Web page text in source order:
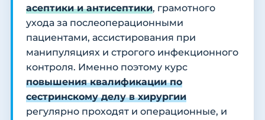
асептики и антисептики, грамотного
ухода за послеоперационными
пациентами, ассистирования при
манипуляциях и строгого инфекционного
контроля. Именно поэтому курс
повышения квалификации по
сестринскому делу в хирургии
регулярно проходят и операционные, и